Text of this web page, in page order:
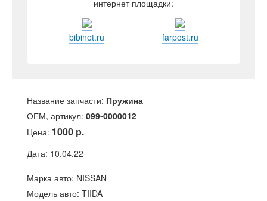
интернет площадки:
bibinet.ru farpost.ru
Название запчасти: Пружина
ОЕМ, артикул: 099-0000012
Цена: 1000 р.
Дата: 10.04.22
Марка авто: NISSAN
Модель авто: TIIDA